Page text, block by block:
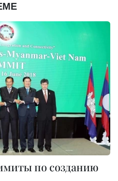
по созданию